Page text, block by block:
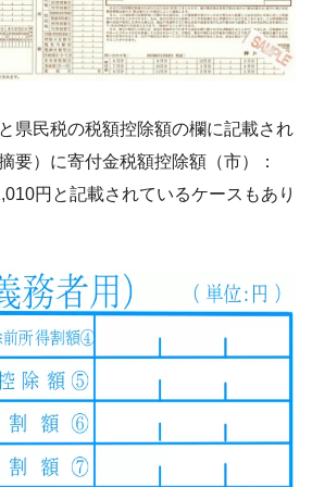
県民税の税額控除額の欄に記載され
要）に寄付金税額控除額（市）：
円と記載されているケースもあり